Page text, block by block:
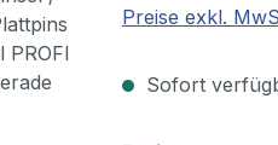
Preise exkl.
Sofort